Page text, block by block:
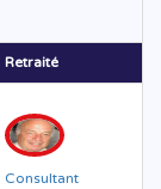
Retraité
Consultant